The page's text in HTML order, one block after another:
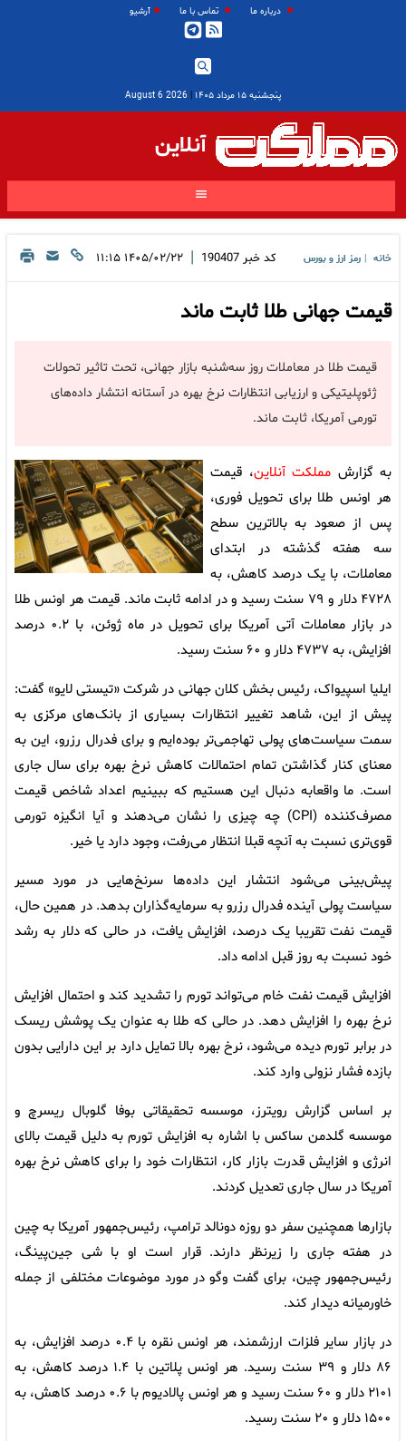
درباره ما تماس با ما آرشیو
پنجشنبه ۱۵ مرداد ۱۴۰۵ |
2026 August 6
آنلاین
خانه رمز ارز و بورس کد خبر 190407
| ۱۴۰۵/۰۲/۲۲ ۱۱:۱۵
قیمت جهانی طلا ثابت ماند
قیمت طلا در معاملات روز سه‌شنبه بازار جهانی، تحت تاثیر تحولات
ژئوپلیتیکی و ارزیابی انتظارات نرخ بهره در آستانه انتشار داده‌های
تورمی آمریکا، ثابت ماند.
به گزارش مملکت آنلاین، قیمت
هر اونس طلا برای تحویل فوری،
پس از صعود به بالاترین سطح
سه هفته گذشته در ابتدای
معاملات، با یک درصد کاهش، به
۴۷۲۸ دلار و ۷۹ سنت رسید و در ادامه ثابت ماند. قیمت هر اونس طلا
در بازار معاملات آتی آمریکا برای تحویل در ماه ژوئن، با ۰.۲ درصد
افزایش، به ۴۷۳۷ دلار و ۶۰ سنت رسید.
ایلیا اسپیواک، رئیس بخش کلان جهانی در شرکت «تیستی لایو» گفت:
پیش از این، شاهد تغییر انتظارات بسیاری از بانک‌های مرکزی به
سمت سیاست‌های پولی تهاجمی‌تر بوده‌ایم و برای فدرال رزرو، این به
معنای کنار گذاشتن تمام احتمالات کاهش نرخ بهره برای سال جاری
است. ما واقعابه دنبال این هستیم که ببینیم اعداد شاخص قیمت
مصرف‌کننده (CPI) چه چیزی را نشان می‌دهند و آیا انگیزه تورمی
قوی‌تری نسبت به آنچه قبلا انتظار می‌رفت، وجود دارد یا خیر.
پیش‌بینی می‌شود انتشار این داده‌ها سرنخ‌هایی در مورد مسیر
سیاست پولی آینده فدرال رزرو به سرمایه‌گذاران بدهد. در همین حال،
قیمت نفت تقریبا یک درصد، افزایش یافت، در حالی که دلار به رشد
خود نسبت به روز قبل ادامه داد.
افزایش قیمت نفت خام می‌تواند تورم را تشدید کند و احتمال افزایش
نرخ بهره را افزایش دهد. در حالی که طلا به عنوان یک پوشش ریسک
در برابر تورم دیده می‌شود، نرخ بهره بالا تمایل دارد بر این دارایی بدون
بازده فشار نزولی وارد کند.
بر اساس گزارش رویترز، موسسه تحقیقاتی بوفا گلوبال ریسرچ و
موسسه گلدمن ساکس با اشاره به افزایش تورم به دلیل قیمت بالای
انرژی و افزایش قدرت بازار کار، انتظارات خود را برای کاهش نرخ بهره
آمریکا در سال جاری تعدیل کردند.
بازارها همچنین سفر دو روزه دونالد ترامپ، رئیس‌جمهور آمریکا به چین
در هفته جاری را زیرنظر دارند. قرار است او با شی جین‌پینگ،
رئیس‌جمهور چین، برای گفت وگو در مورد موضوعات مختلفی از جمله
خاورمیانه دیدار کند.
در بازار سایر فلزات ارزشمند، هر اونس نقره با ۰.۴ درصد افزایش، به
۸۶ دلار و ۳۹ سنت رسید. هر اونس پلاتین با ۱.۴ درصد کاهش، به
۲۱۰۱ دلار و ۶۰ سنت رسید و هر اونس پالادیوم با ۰.۶ درصد کاهش، به
۱۵۰۰ دلار و ۲۰ سنت رسید.